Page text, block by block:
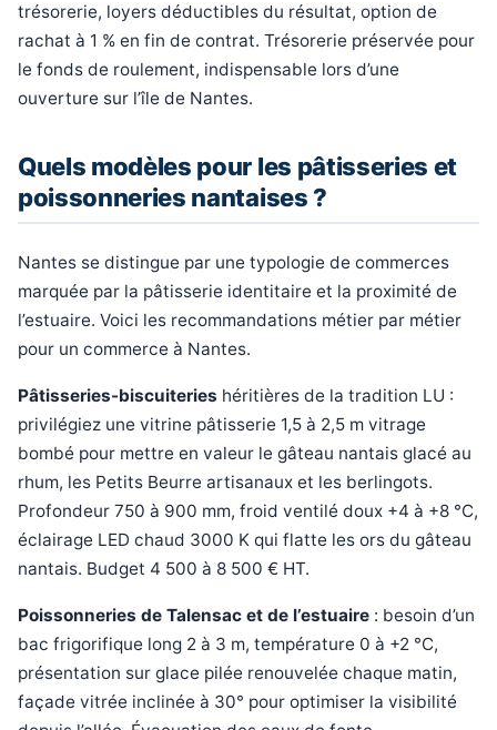
trésorerie, loyers déductibles du résultat, option de
rachat à 1 % en fin de contrat. Trésorerie préservée pour
le fonds de roulement, indispensable lors d’une
ouverture sur l’île de Nantes.
Quels modèles pour les pâtisseries et
poissonneries nantaises ?
Nantes se distingue par une typologie de commerces
marquée par la pâtisserie identitaire et la proximité de
l’estuaire. Voici les recommandations métier par métier
pour un commerce à Nantes.
Pâtisseries-biscuiteries héritières de la tradition LU :
privilégiez une vitrine pâtisserie 1,5 à 2,5 m vitrage
bombé pour mettre en valeur le gâteau nantais glacé au
rhum, les Petits Beurre artisanaux et les berlingots.
Profondeur 750 à 900 mm, froid ventilé doux +4 à +8 °C,
éclairage LED chaud 3000 K qui flatte les ors du gâteau
nantais. Budget 4 500 à 8 500 € HT.
Poissonneries de Talensac et de l’estuaire : besoin d’un
bac frigorifique long 2 à 3 m, température 0 à +2 °C,
présentation sur glace pilée renouvelée chaque matin,
façade vitrée inclinée à 30° pour optimiser la visibilité